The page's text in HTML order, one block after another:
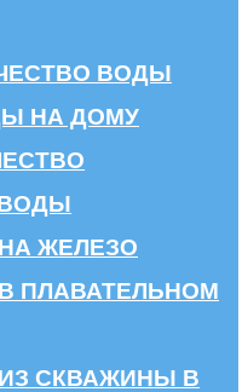
ВОДЫ
НА ДОМУ
ЖЕЛЕЗО
ПЛАВАТЕЛЬНОМ
СКВАЖИНЫ В